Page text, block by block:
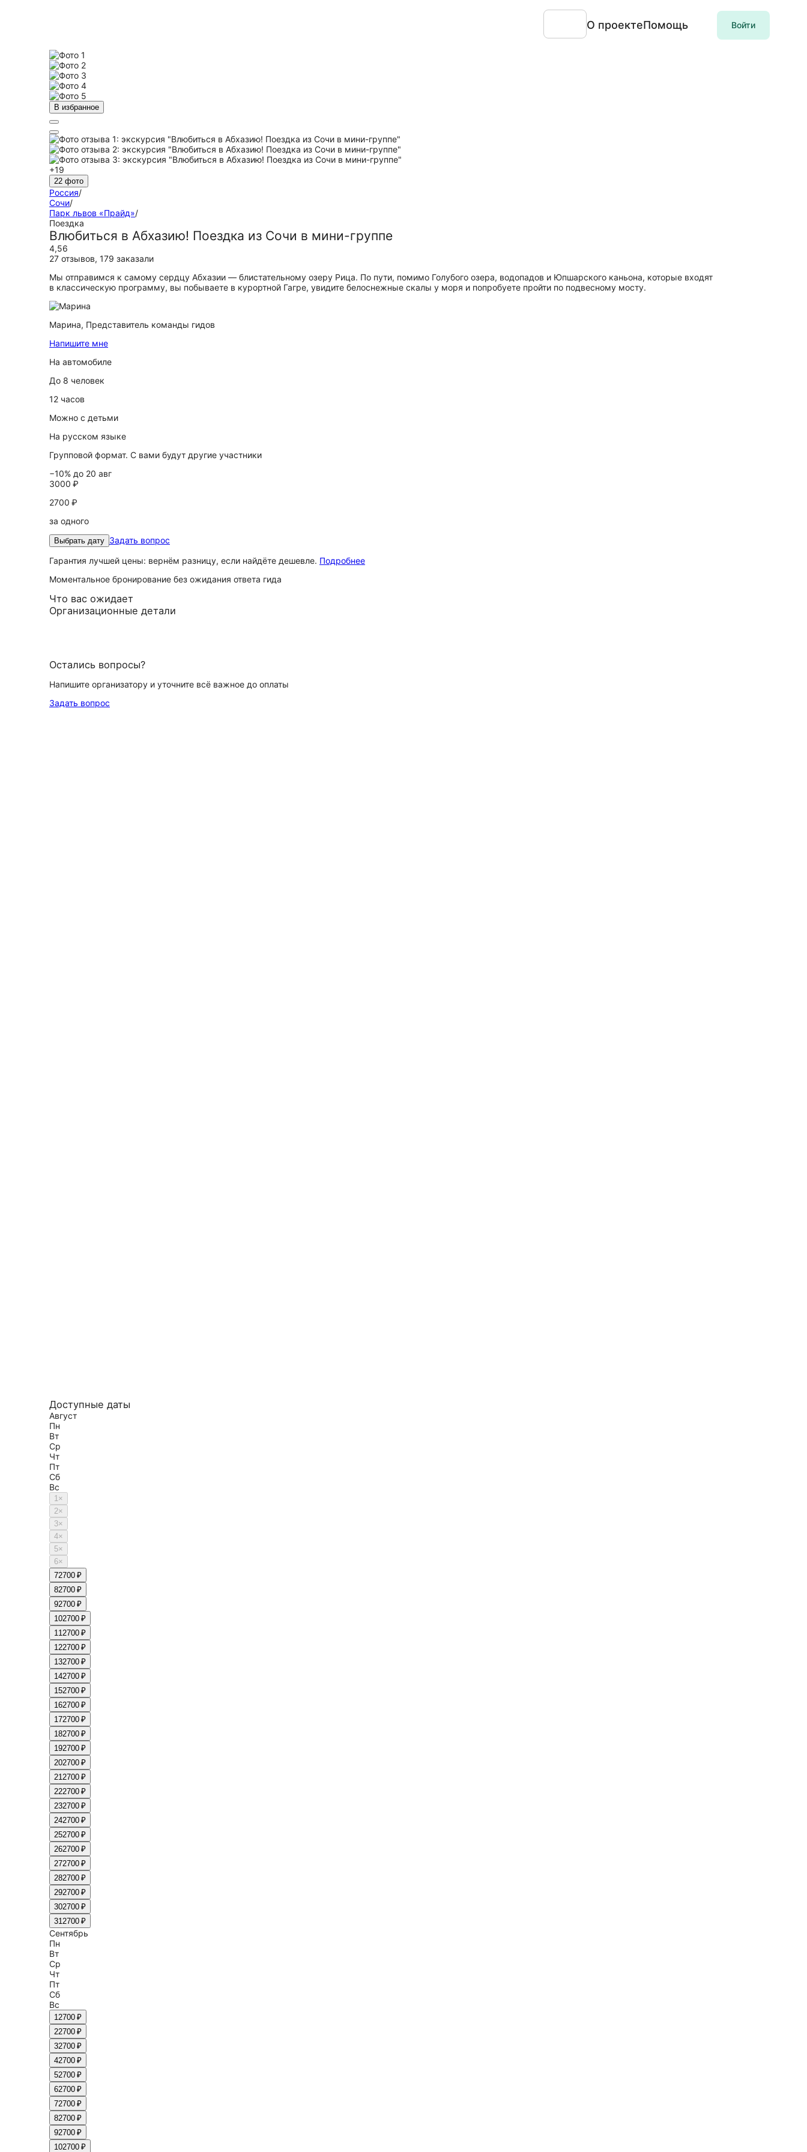
О проектеПомощь Войти
В избранное
+19
22 фото
Россия/
Сочи/
Парк львов «Прайд»/
Поездка
Влюбиться в Абхазию! Поездка из Сочи в мини-группе
4,56
27 отзывов, 179 заказали
Мы отправимся к самому сердцу Абхазии — блистательному озеру Рица. По пути, помимо Голубого озера, водопадов и Юпшарского каньона, которые входят
в классическую программу, вы побываете в курортной Гагре, увидите белоснежные скалы у моря и попробуете пройти по подвесному мосту.
Марина, Представитель команды гидов
Напишите мне
На автомобиле
До 8 человек
12 часов
Можно с детьми
На русском языке
Групповой формат. С вами будут другие участники
−10% до 20 авг
3000 ₽
2700 ₽
за одного
Выбрать дату Задать вопрос
Гарантия лучшей цены: вернём разницу, если найдёте дешевле. Подробнее
Моментальное бронирование без ожидания ответа гида
Что вас ожидает
Организационные детали
Остались вопросы?
Напишите организатору и уточните всё важное до оплаты
Задать вопрос
Доступные даты
Август
Пн
Вт
Ср
Чт
Пт
Сб
Вс
1×
2×
3×
4×
5×
6×
72700 ₽
82700 ₽
92700 ₽
102700 ₽
112700 ₽
122700 ₽
132700 ₽
142700 ₽
152700 ₽
162700 ₽
172700 ₽
182700 ₽
192700 ₽
202700 ₽
212700 ₽
222700 ₽
232700 ₽
242700 ₽
252700 ₽
262700 ₽
272700 ₽
282700 ₽
292700 ₽
302700 ₽
312700 ₽
Сентябрь
Пн
Вт
Ср
Чт
Пт
Сб
Вс
12700 ₽
22700 ₽
32700 ₽
42700 ₽
52700 ₽
62700 ₽
72700 ₽
82700 ₽
92700 ₽
102700 ₽